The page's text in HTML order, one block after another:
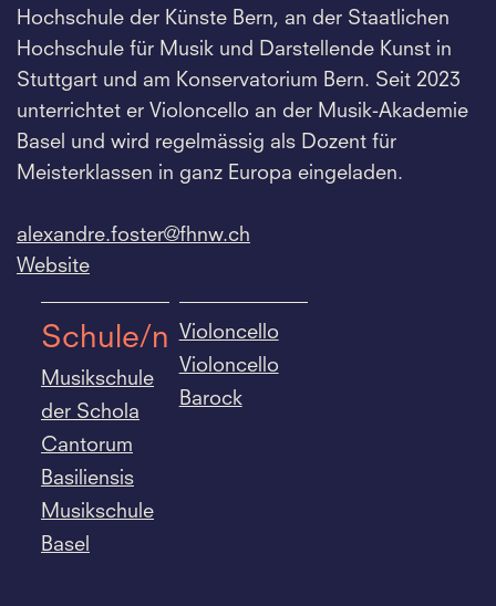
Hochschule der Künste Bern, an der Staatlichen
Hochschule für Musik und Darstellende Kunst in
Stuttgart und am Konservatorium Bern. Seit 2023
unterrichtet er Violoncello an der Musik-Akademie
Basel und wird regelmässig als Dozent für
Meisterklassen in ganz Europa eingeladen.
alexandre.foster@fhnw.ch
Website
Schule/n
Musikschule
der Schola
Cantorum
Basiliensis
Musikschule
Basel
Violoncello
Violoncello
Barock